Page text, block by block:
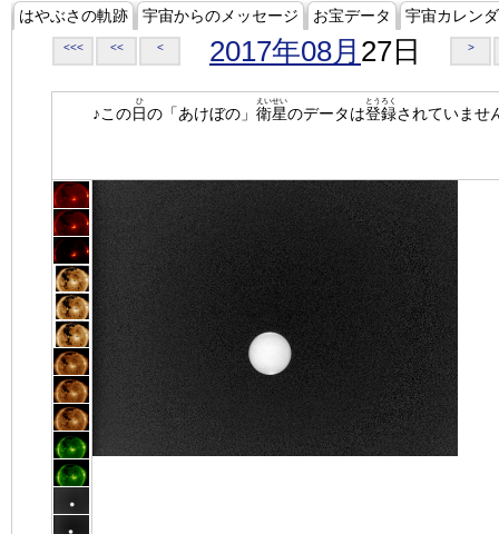
はやぶさの軌跡 宇宙からのメッセージ お宝データ 宇宙カレン
<<< << < 2017年08月 27日 >
♪この日
ひ
の「あけぼの」 衛星
えいせい
のデータは登録
とうろく
されていませ